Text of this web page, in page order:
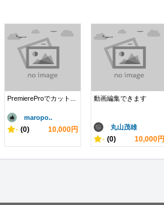
PremiereProでカット...
maropo..
- (0) 10,000円
動画編集できます
丸山茂雄
- (0) 10,000円